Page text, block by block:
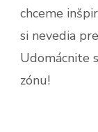
chceme
si nevedia
Udomácnite
zónu!